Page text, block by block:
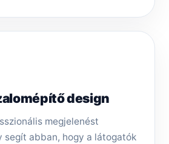
design
megjelenést
segít abban, hogy a látogatók